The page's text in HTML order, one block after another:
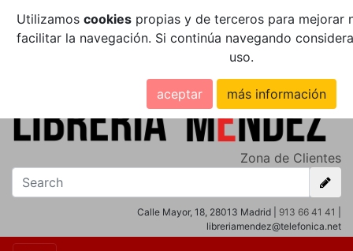
Utilizamos cookiespropias y de terceros para mejorar
facilitar la navegación. Si continúa navegando
uso.
aceptar más información
Zona de Clientes
Calle Mayor, 18, 28013 Madrid | 913 66 41 41
libreriamendez@telefonica.net